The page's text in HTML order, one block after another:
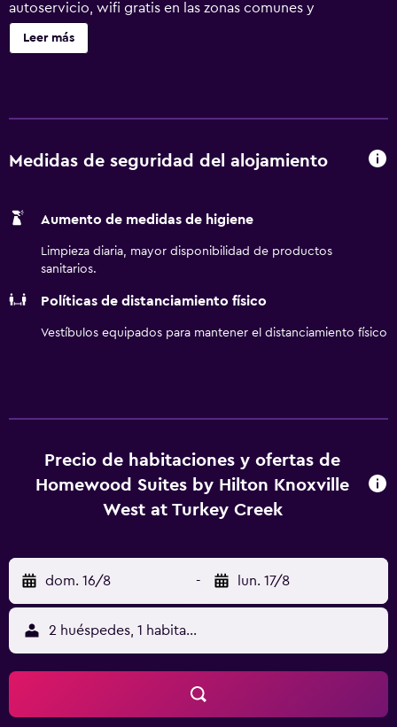
autoservicio, wifi gratis en las zonas comunes y
aparcamiento gratuito. También encontrarás una piscina
de temporada, un centro de negocios y una zona para
compone de sofá cama de matrimonio. Las camas están
frigorífico, placa de cocina, microondas y utensilios de
artículos de higiene personal gratuitos y secador de pelo.
y wifi gratis. Se ofrece televisión por satélite. Las
habitaciones también incluyen tabla de planchar con
Leer más
Medidas de seguridad del alojamiento
Aumento de medidas de higiene
Limpieza diaria, mayor disponibilidad de productos
sanitarios.
Políticas de distanciamiento físico
Vestíbulos equipados para mantener el distanciamiento físico
Precio de habitaciones y ofertas de
Homewood Suites by Hilton Knoxville
West at Turkey Creek
dom. 16/8 - lun. 17/8
2 huéspedes, 1 habitación